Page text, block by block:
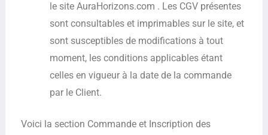
le site AuraHorizons.com . Les CGV présentes
sont consultables et imprimables sur le site, et
sont susceptibles de modifications à tout
moment, les conditions applicables étant
celles en vigueur à la date de la commande
par le Client.
Voici la section Commande et Inscription des